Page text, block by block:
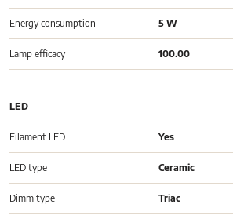
Energy consumption 5 W
Lamp efficacy 100.00
LED
Filament LED Yes
LED type Ceramic
Dimm type Triac